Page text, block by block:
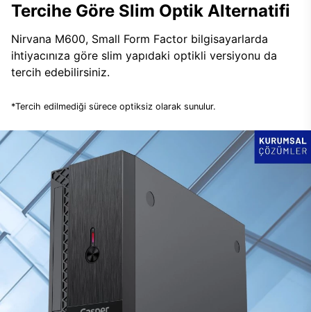
Tercihe Göre Slim Optik Alternatifi
Nirvana M600, Small Form Factor bilgisayarlarda
ihtiyacınıza göre slim yapıdaki optikli versiyonu da
tercih edebilirsiniz.
*Tercih edilmediği sürece optiksiz olarak sunulur.